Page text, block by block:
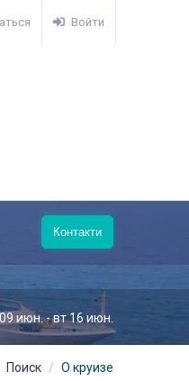
Войти
Контакти
июн. - вт 16 июн.
Поиск О круизе